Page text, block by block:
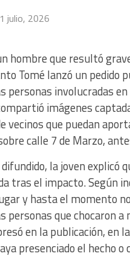
1 julio, 2026
hombre que resultó
Tomé lanzó un
personas involucradas
imágenes
vecinos que puedan
calle 7 de Marzo,
la joven explicó
tras el impacto. Según
y hasta el momento
personas que chocaron
en la publicación, en
presenciado el hecho